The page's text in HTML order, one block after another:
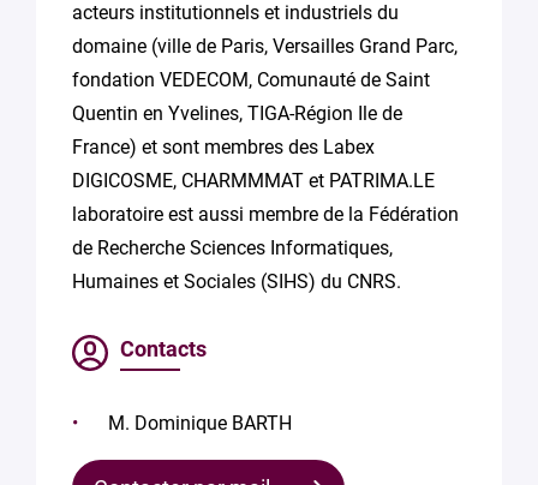
acteurs institutionnels et industriels du
domaine (ville de Paris, Versailles Grand Parc,
fondation VEDECOM, Comunauté de Saint
Quentin en Yvelines, TIGA-Région Ile de
France) et sont membres des Labex
DIGICOSME, CHARMMMAT et PATRIMA.LE
laboratoire est aussi membre de la Fédération
de Recherche Sciences Informatiques,
Humaines et Sociales (SIHS) du CNRS.
Contacts
M. Dominique BARTH